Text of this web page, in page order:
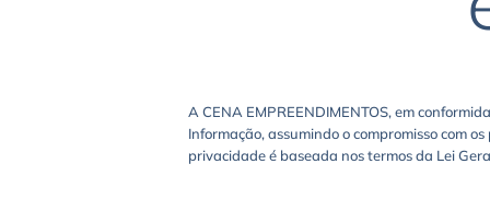
A CENA EMPREENDIMENTOS, em
Informação, assumindo o compromisso com
privacidade é baseada nos termos da Lei